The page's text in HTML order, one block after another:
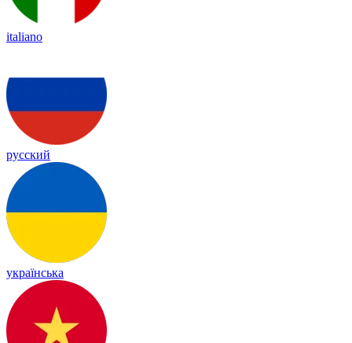
italiano
русский
українська